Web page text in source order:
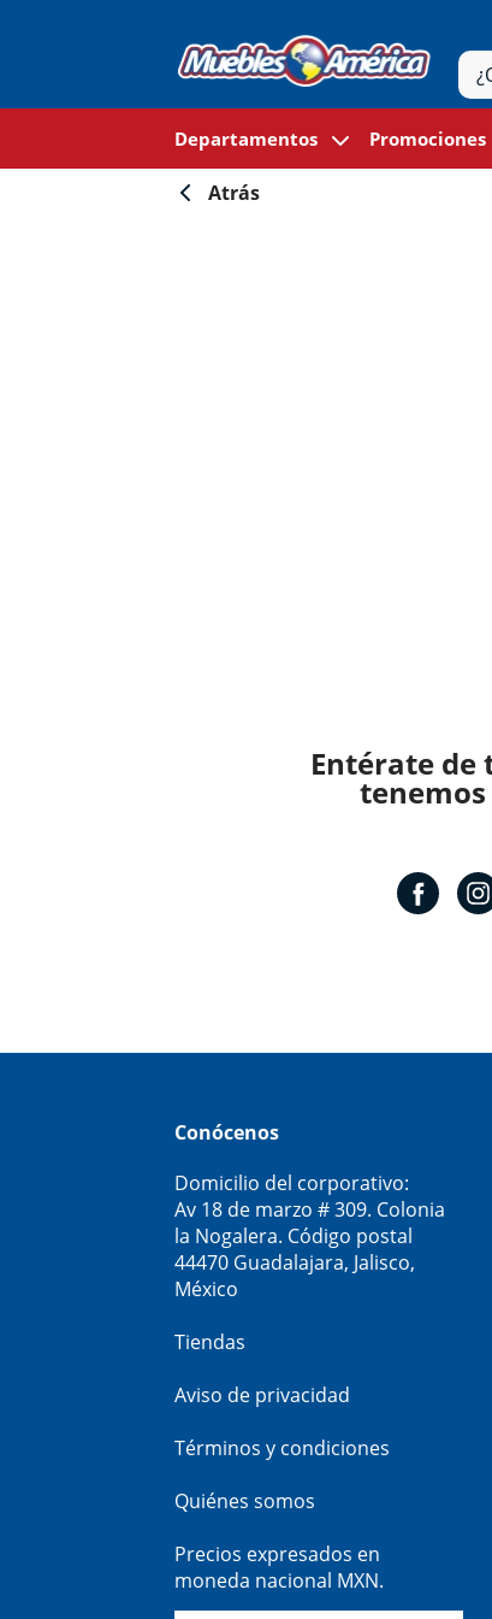
Departamentos Promociones
Atrás
Entérate de
Conócenos
Domicilio del corporativo:
Av 18 de marzo # 309. Colonia
la Nogalera. Código postal
44470 Guadalajara, Jalisco,
México
Tiendas
Aviso de privacidad
Términos y condiciones
Quiénes somos
Precios expresados en
moneda nacional MXN.